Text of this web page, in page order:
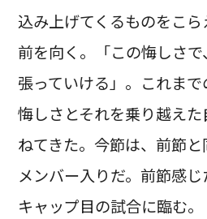
込み上げてくるものをこ
前を向く。「この悔しさ
張っていける」。これまで
悔しさとそれを乗り越え
ねてきた。今節は、前節
メンバー入りだ。前節感
キャップ目の試合に臨む。